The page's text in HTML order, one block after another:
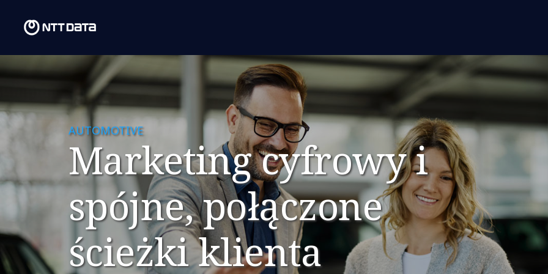
AUTOMOTIVE
Marketing cyfrowy i
spójne, połączone
ścieżki klienta